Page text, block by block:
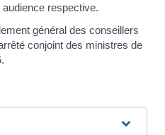
respective.
général des conseillers
conjoint des ministres de